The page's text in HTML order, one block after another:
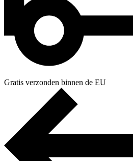
Gratis verzonden binnen de EU